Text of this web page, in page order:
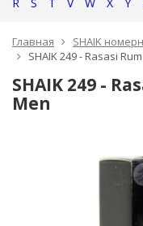
Главная SHAIK
SHAIK 249 - Rasasi
SHAIK 249 -
Men